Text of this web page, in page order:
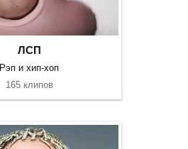
ЛСП
Рэп и хип-хоп
165 клипов